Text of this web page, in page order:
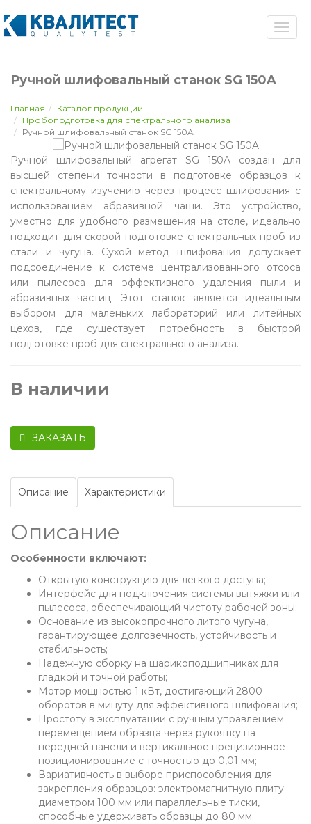
Ручной шлифовальный станок SG 150A
Главная
Каталог продукции
Пробоподготовка для спектрального анализа
Ручной шлифовальный станок SG 150A
Ручной шлифовальный агрегат SG 150A создан для
высшей степени точности в подготовке образцов к
спектральному изучению через процесс шлифования с
использованием абразивной чаши. Это устройство,
уместно для удобного размещения на столе, идеально
подходит для скорой подготовке спектральных проб из
стали и чугуна. Сухой метод шлифования допускает
подсоединение к системе централизованного отсоса
или пылесоса для эффективного удаления пыли и
абразивных частиц. Этот станок является идеальным
выбором для маленьких лабораторий или литейных
цехов, где существует потребность в быстрой
подготовке проб для спектрального анализа.
В наличии
ЗАКАЗАТЬ
Описание Характеристики
Описание
Особенности включают:
Открытую конструкцию для легкого доступа;
Интерфейс для подключения системы вытяжки или
пылесоса, обеспечивающий чистоту рабочей зоны;
Основание из высокопрочного литого чугуна,
гарантирующее долговечность, устойчивость и
стабильность;
Надежную сборку на шарикоподшипниках для
гладкой и точной работы;
Мотор мощностью 1 кВт, достигающий 2800
оборотов в минуту для эффективного шлифования;
Простоту в эксплуатации с ручным управлением
перемещением образца через рукоятку на
передней панели и вертикальное прецизионное
позиционирование с точностью до 0,01 мм;
Вариативность в выборе приспособления для
закрепления образцов: электромагнитную плиту
диаметром 100 мм или параллельные тиски,
способные удерживать образцы до 80 мм.